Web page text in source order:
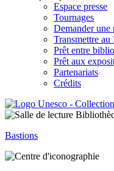
Espace presse
Tournages
Demander une
Transmettre au
Prêt entre
Prêt aux
Partenariats
Crédits
Bastions